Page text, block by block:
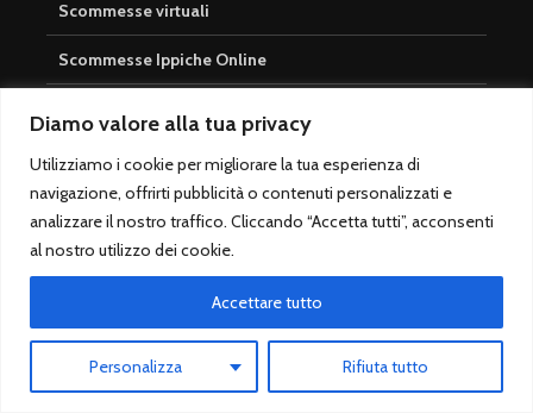
Diamo valore alla tua privacy
Utilizziamo i cookie per migliorare la tua esperienza di
navigazione, offrirti pubblicità o contenuti personalizzati e
analizzare il nostro traffico. Cliccando “Accetta tutti”, acconsenti
al nostro utilizzo dei cookie.
Personalizza Rifiuta tutto
Accettare tutto
Scommesse virtuali
Scommesse Ippiche Online
Cookie Policy
Redazione
Contatti